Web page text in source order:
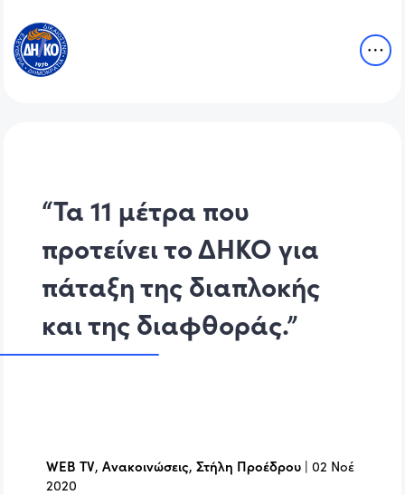
“Τα 11 μέτρα που
προτείνει το ΔΗΚΟ για
πάταξη της διαπλοκής
και της διαφθοράς.”
WEB TV,Ανακοινώσεις,Στήλη Προέδρου |02 Νοέ
2020